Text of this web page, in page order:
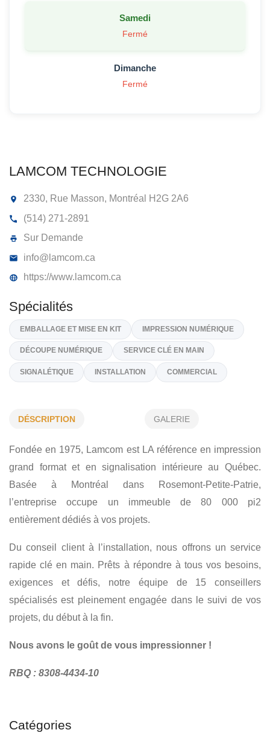
LAMCOM TECHNOLOGIE
(514) 271-2891
Sur Demande
info@lamcom.ca
https://www.lamcom.ca
DÉCOUPE NUMÉRIQUE
SIGNALÉTIQUE INSTALLATION COMMERCIAL
DÉSCRIPTION GALERIE
Fondée en 1975, Lamcom est LA référence en impression
grand format et en signalisation intérieure au Québec.
Basée à Montréal dans Rosemont-Petite-Patrie,
l’entreprise occupe un immeuble de 80 000 pi2
entièrement dédiés à vos projets.
Du conseil client à l’installation, nous offrons un service
rapide clé en main. Prêts à répondre à tous vos besoins,
exigences et défis, notre équipe de 15 conseillers
spécialisés est pleinement engagée dans le suivi de vos
projets, du début à la fin.
Nous avons le goût de vous impressionner !
RBQ : 8308-4434-10
Catégories
Samedi
Fermé
Dimanche
Fermé